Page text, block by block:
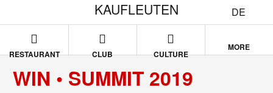
DE
KAUFLEUTEN
RESTAURANT CLUB CULTURE
MORE
WIN • SUMMIT 2019